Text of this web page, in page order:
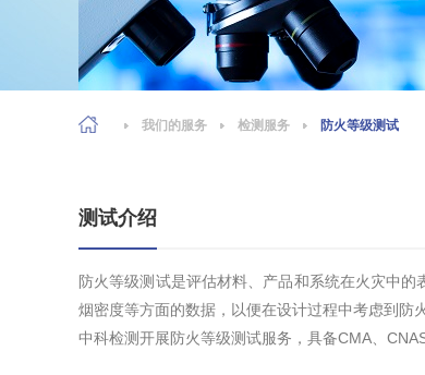
我们的服务 检测服务 防火等级测试
测试介绍
防火等级测试是评估材料、产品和系统在火灾中
烟密度等方面的数据，以便在设计过程中考虑到防
中科检测开展防火等级测试服务，具备CMA、